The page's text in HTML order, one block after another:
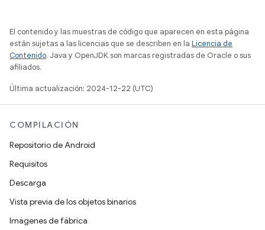
El contenido y las muestras de código que aparecen en esta página
están sujetas a las licencias que se describen en la Licencia de
Contenido. Java y OpenJDK son marcas registradas de Oracle o sus
afiliados.
Última actualización: 2024-12-22 (UTC)
COMPILACIÓN
Repositorio de Android
Requisitos
Descarga
Vista previa de los objetos binarios
Imágenes de fábrica